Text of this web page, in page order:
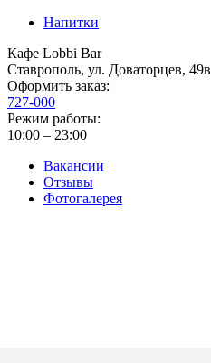
Напитки
Кафе Lobbi Bar
Ставрополь, ул. Доваторцев, 49в
Оформить заказ:
727-000
Режим работы:
10:00 – 23:00
Вакансии
Отзывы
Фотогалерея